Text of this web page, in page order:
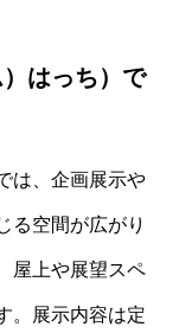
はっち）で
は、企画展示や
る空間が広がり
屋上や展望スペ
。展示内容は定